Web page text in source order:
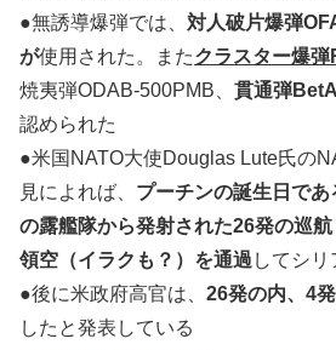
●無誘導爆弾では、 対人破片爆弾
が使用された。またクラスター爆
焼夷弾ODAB-500PMB、 貫通弾
認められた
●米国NATO大使Douglas Lute氏の
見によれば、 プーチンの誕生日で
の露艦隊から発射された26発の巡
領空（イラクも？）を通過 してシ
●後に米政府高官は、 26発の内、4
したと発表している